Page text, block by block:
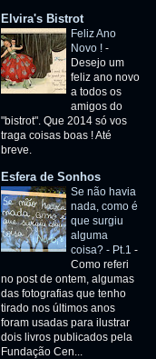
Elvira's Bistrot
Feliz Ano
Novo ! -
Desejo um
feliz ano novo
a todos os
amigos do
"bistrot". Que 2014 só vos
traga coisas boas ! Até
breve.
Esfera de Sonhos
Se não havia
nada, como é
que surgiu
alguma
coisa? - Pt.1 -
Como referi
no post de ontem, algumas
das fotografias que tenho
tirado nos últimos anos
foram usadas para ilustrar
dois livros publicados pela
Fundação Cen...